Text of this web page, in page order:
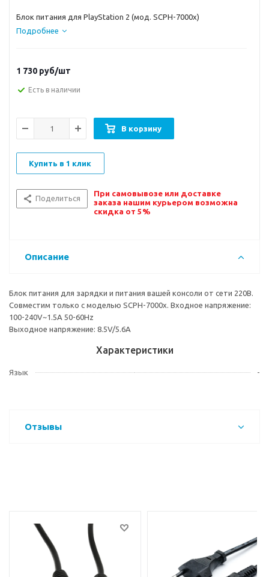
Блок питания для PlayStation 2 (мод. SCPH-7000x)
Подробнее
1 730 руб/шт
Есть в наличии
В корзину
Купить в 1 клик
Поделиться
При самовывозе или доставке
заказа нашим курьером возможна
скидка от 5%
Описание
Блок питания для зарядки и питания вашей консоли от сети 220В.
Совместим только с моделью SCPH-7000x. Входное напряжение:
100-240V~1.5A 50-60Hz
Выходное напряжение: 8.5V/5.6A
Характеристики
Язык -
Отзывы